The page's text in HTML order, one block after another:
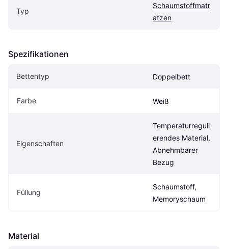
Typ
Schaumstoffmatr
atzen
Spezifikationen
Bettentyp Doppelbett
Farbe Weiß
Eigenschaften
Temperaturreguli
erendes Material,
Abnehmbarer
Bezug
Füllung
Schaumstoff,
Memoryschaum
Material